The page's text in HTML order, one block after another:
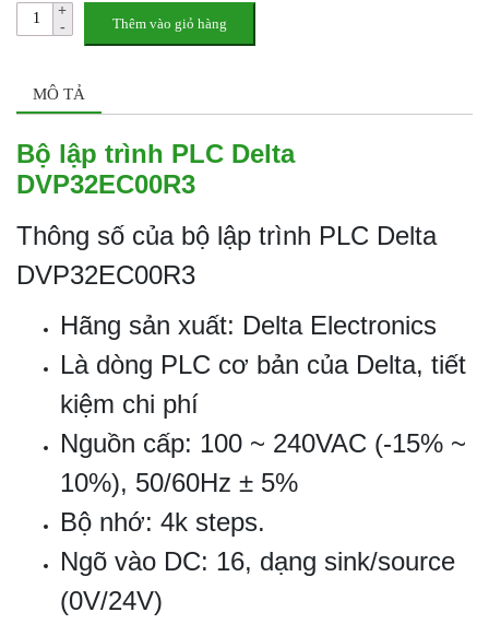
Thêm vào giỏ hàng
MÔ TẢ
Bộ lập trình PLC Delta
DVP32EC00R3
Thông số của bộ lập trình PLC Delta
DVP32EC00R3
Hãng sản xuất: Delta Electronics
Là dòng PLC cơ bản của Delta, tiết
kiệm chi phí
Nguồn cấp: 100 ~ 240VAC (-15% ~
10%), 50/60Hz ± 5%
Bộ nhớ: 4k steps.
Ngõ vào DC: 16, dạng sink/source
(0V/24V)